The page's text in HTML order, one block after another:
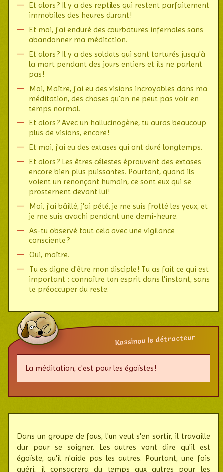
Et alors ? Il y a des reptiles qui restent parfaitement
immobiles des heures durant !
Et moi, j'ai enduré des courbatures infernales sans
abandonner ma méditation.
Et alors ? Il y a des soldats qui sont torturés jusqu'à
la mort pendant des jours entiers et ils ne parlent
pas !
Moi, Maître, j'ai eu des visions incroyables dans ma
méditation, des choses qu'on ne peut pas voir en
temps normal.
Et alors ? Avec un hallucinogène, tu auras beaucoup
plus de visions, encore !
Et moi, j'ai eu des extases qui ont duré longtemps.
Et alors ? Les êtres célestes éprouvent des extases
encore bien plus puissantes. Pourtant, quand ils
voient un renonçant humain, ce sont eux qui se
prosternent devant lui !
Moi, j'ai bâillé, j'ai pété, je me suis frotté les yeux, et
je me suis avachi pendant une demi-heure.
As-tu observé tout cela avec une vigilance
consciente ?
Oui, maître.
Tu es digne d'être mon disciple ! Tu as fait ce qui est
important : connaître ton esprit dans l'instant, sans
te préoccuper du reste.
Kassinou le détracteur
La méditation, c'est pour les égoïstes !
Dans un groupe de fous, l'un veut s'en sortir, il travaille
dur pour se soigner. Les autres vont dire qu'il est
égoïste, qu'il n'aide pas les autres. Pourtant, une fois
guéri, il consa­crera du temps aux autres pour les